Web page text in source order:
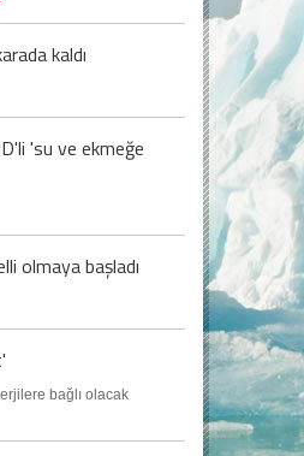
kaldı
'su ve ekmeğe
olmaya başladı
bağlı olacak